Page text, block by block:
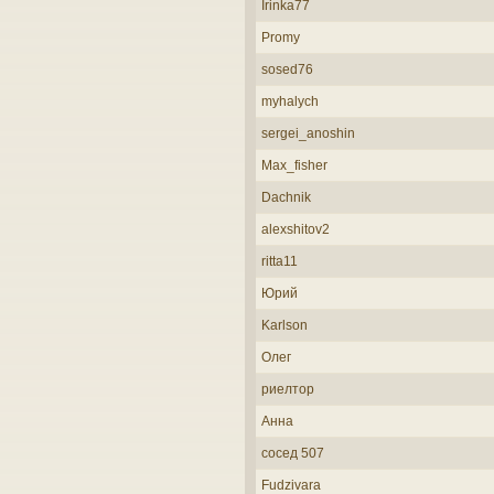
Irinka77
Promy
sosed76
myhalych
sergei_anoshin
Max_fisher
Dachnik
alexshitov2
ritta11
Юрий
Karlson
Олег
риелтор
Анна
сосед 507
Fudzivara